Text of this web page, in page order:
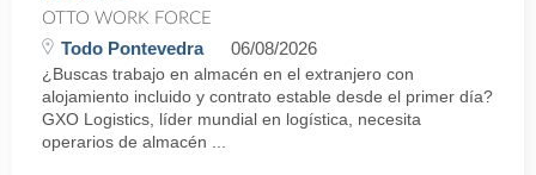
OTTO WORK FORCE
Todo Pontevedra 06/08/2026
¿Buscas trabajo en almacén en el extranjero con
alojamiento incluido y contrato estable desde el primer día?
GXO Logistics, líder mundial en logística, necesita
operarios de almacén ...